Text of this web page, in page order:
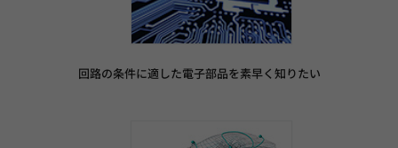
回路の条件に適した電子部品を素早く知りたい